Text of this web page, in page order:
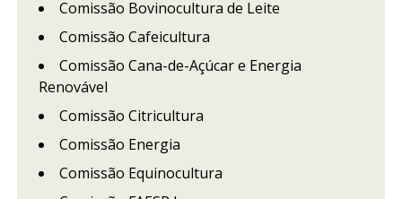
Comissão Bovinocultura de Leite
Comissão Cafeicultura
Comissão Cana-de-Açúcar e Energia
Renovável
Comissão Citricultura
Comissão Energia
Comissão Equinocultura